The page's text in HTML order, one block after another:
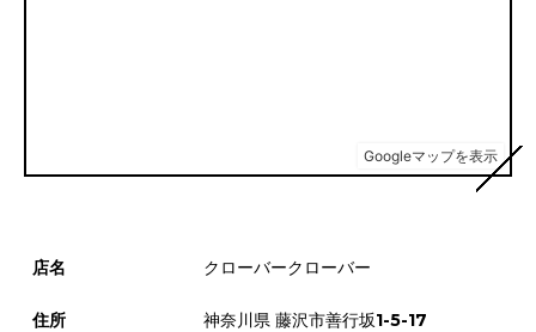
店名 クローバークローバー
住所 神奈川県 藤沢市善行坂1-5-17